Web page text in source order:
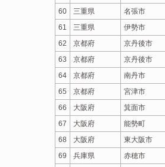
60 三重県 名張市
61
三重県 伊勢市
62
京都府 京丹後市
63
京都府 京丹後市
64
京都府 南丹市
65
京都府 宮津市
66
大阪府 箕面市
67
大阪府 能勢町
68
大阪府 東大阪市
69
兵庫県 赤穂市